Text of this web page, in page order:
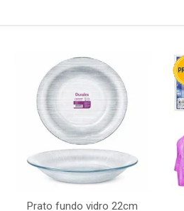
Prato fundo vidro 22cm